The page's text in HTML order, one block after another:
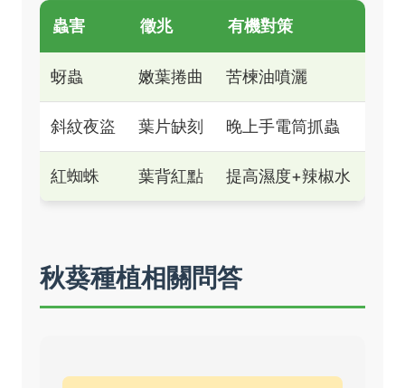
蟲害 徵兆 有機對策
蚜蟲 嫩葉捲曲 苦楝油噴灑
斜紋夜盜 葉片缺刻 晚上手電筒抓蟲
紅蜘蛛 葉背紅點 提高濕度+辣椒水
秋葵種植相關問答